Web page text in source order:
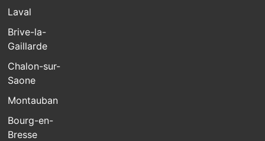
Laval
Brive-la-
Gaillarde
Chalon-sur-
Saone
Montauban
Bourg-en-
Bresse